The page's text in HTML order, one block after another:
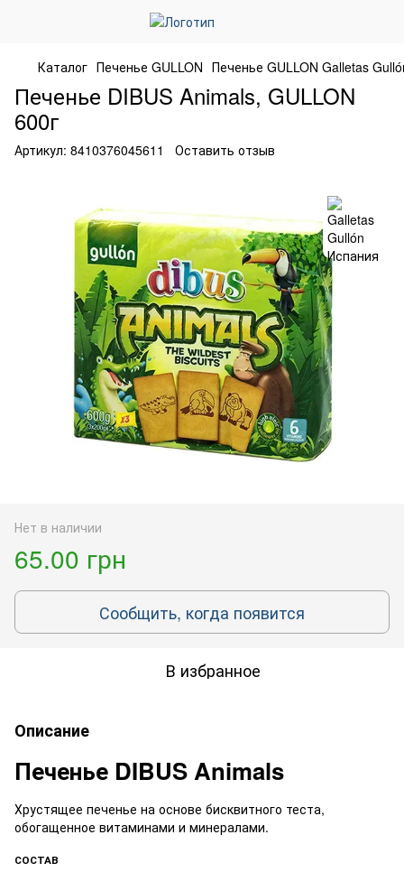
Каталог Печенье GULLON Печенье GULLON Galletas
Печенье DIBUS Animals, GULLON
600г
Артикул: 8410376045611 Оставить отзыв
Нет в наличии
65.00 грн
Сообщить, когда появится
В избранное
Описание
Печенье DIBUS Animals
Хрустящее печенье на основе бисквитного теста,
обогащенное витаминами и минералами.
СОСТАВ